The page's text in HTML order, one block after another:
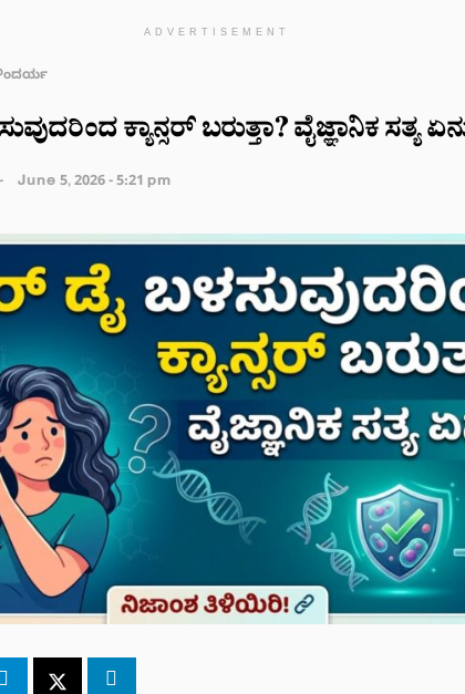
ADVERTISEMENT
ಕ್ಯಾನ್ಸರ್ ಬರುತ್ತಾ? ವೈಜ್ಞಾನಿಕ ಸತ್ಯ
June 5, 2026 - 5:21 pm